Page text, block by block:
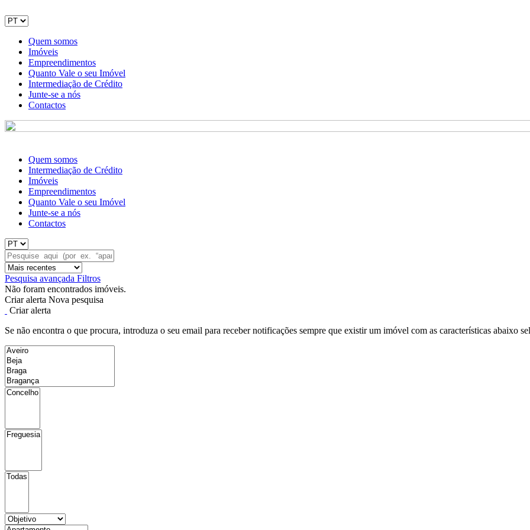
Quem somos
Imóveis
Empreendimentos
Quanto Vale o seu Imóvel
Intermediação de Crédito
Junte-se a nós
Contactos
Quem somos
Intermediação de Crédito
Imóveis
Empreendimentos
Quanto Vale o seu Imóvel
Junte-se a nós
Contactos
Pesquisa avançada Filtros
Não foram encontrados imóveis.
Criar alerta Nova pesquisa
Criar alerta
Se não encontra o que procura, introduza o seu email para receber notificações sempre que existir um imóvel com as características abaixo